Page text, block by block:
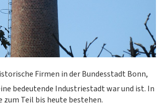
Firmen in der Bundesstadt Bonn,
bedeutende Industriestadt war und ist. In
Teil bis heute bestehen.